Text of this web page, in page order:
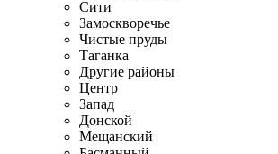
Сити
Замоскворечье
Чистые пруды
Таганка
Другие районы
Центр
Запад
Донской
Мещанский